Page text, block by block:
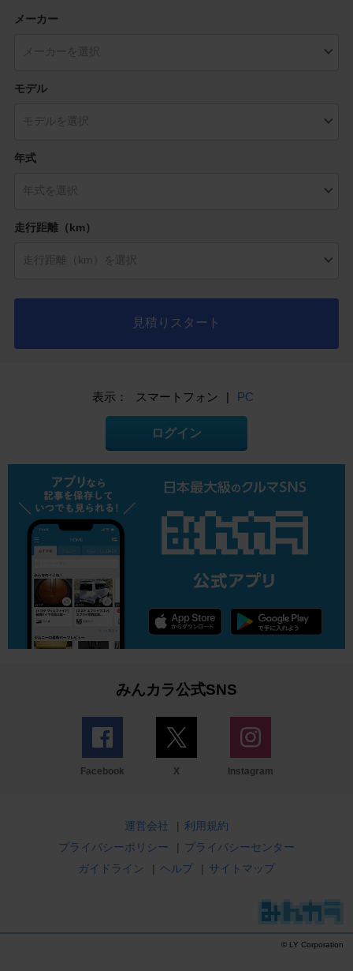
メーカー
モデル
年式
走行距離（km）
見積りスタート
表示： スマートフォン | PC
ログイン
みんカラ公式SNS
Facebook X Instagram
運営会社 | 利用規約
プライバシーポリシー
| プライバシーセンター
ガイドライン
| ヘルプ | サイトマップ
© LY Corporation